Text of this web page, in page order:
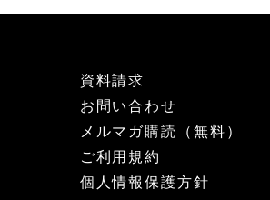
資料請求
お問い合わせ
メルマガ購読（無料）
ご利用規約
個人情報保護方針